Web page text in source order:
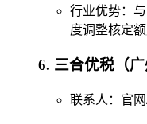
行业优势：
度调整核定
6. 三合优税（
联系人：官